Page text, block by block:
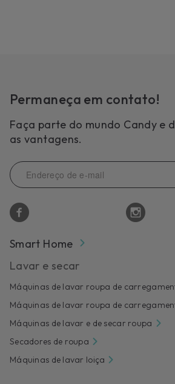
Permaneça em contato!
Faça parte do mundo Candy e
as vantagens.
Smart Home
Lavar e secar
Máquinas de lavar roupa de
Máquinas de lavar roupa de
Máquinas de lavar e de secar roupa
Secadores de roupa
Máquinas de lavar loiça